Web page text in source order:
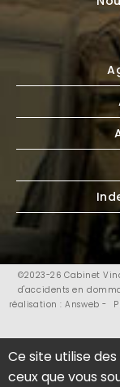
Ce site utilise
ceux que vous
©2023-26 Cabinet
d'accidents en
réalisation : Answeb -